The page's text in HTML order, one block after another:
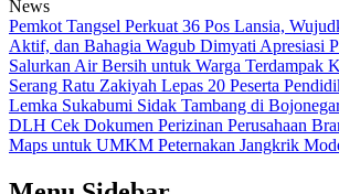
News
Pemkot Tangsel Perkuat 36 Pos Lansia,
Aktif, dan Bahagia Wagub Dimyati Apresiasi
Salurkan Air Bersih untuk Warga Terdampak
Serang Ratu Zakiyah Lepas 20 Peserta
Lemka Sukabumi Sidak Tambang di
DLH Cek Dokumen Perizinan Perusahaan
Maps untuk UMKM Peternakan Jangkrik